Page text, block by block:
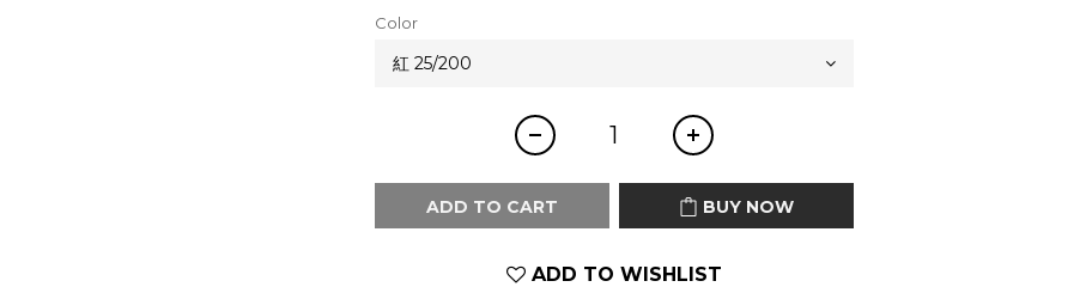
Color
ADD TO CART BUY NOW
ADD TO WISHLIST